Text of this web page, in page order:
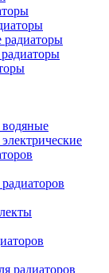
радиаторы
радиаторов